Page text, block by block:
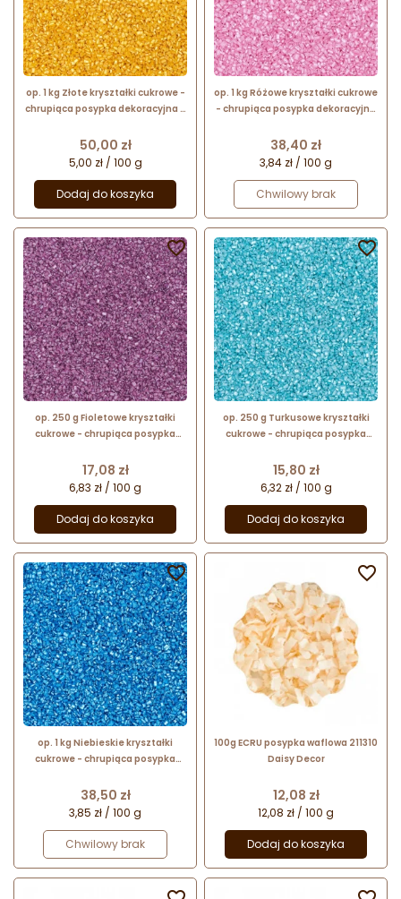
op. 1 kg Złote kryształki cukrowe -
chrupiąca posypka dekoracyjna -
Cena
50,00 zł
5,00 zł / 100 g
Dodaj do koszyka
op. 1 kg Różowe kryształki cukrowe
- chrupiąca posypka dekoracyjna
Cena
38,40 zł
3,84 zł / 100 g
Chwilowy brak
op. 250 g Fioletowe kryształki
cukrowe - chrupiąca posypka
Cena
17,08 zł
6,83 zł / 100 g
Dodaj do koszyka

op. 250 g Turkusowe kryształki
cukrowe - chrupiąca posypka
Cena
15,80 zł
6,32 zł / 100 g
Dodaj do koszyka

op. 1 kg Niebieskie kryształki
cukrowe - chrupiąca posypka
Cena
38,50 zł
3,85 zł / 100 g
Chwilowy brak

100g ECRU posypka waflowa 211310
Daisy Decor
Cena
12,08 zł
12,08 zł / 100 g
Dodaj do koszyka
